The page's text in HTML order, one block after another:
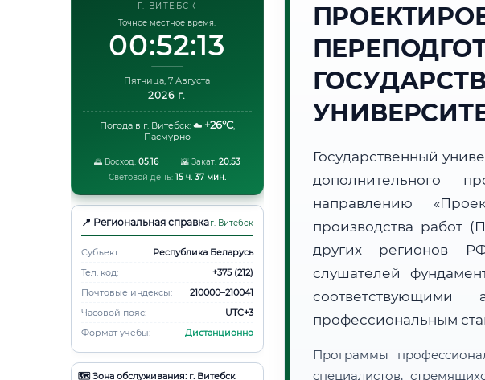
Г. ВИТЕБСК
Точное местное время:
00:52:14
Пятница, 7 Августа
2026 г.
Погода в г. Витебск: ☁️ +26°C,
Пасмурно
🌅 Восход: 05:16 🌇 Закат: 20:53
Световой день: 15 ч. 37 мин.
📍 Региональная справкаг. Витебск
Субъект:
Республика Беларусь
Тел. код:
+375 (212)
Почтовые индексы:
210000–210041
Часовой пояс:
UTC+3
Формат учебы:
Дистанционно
🗺️ Зона обслуживания: г. Витебск
Государственный
дополнительного
направлению
производства работ
других регионов
слушателей
профессиональным
Программы
специалистов,